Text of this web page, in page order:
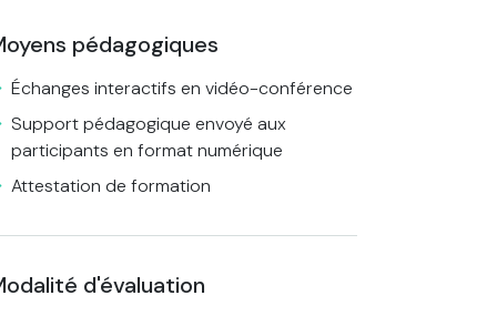
pédagogiques
Échanges interactifs en vidéo-conférence
Support pédagogique envoyé aux
participants en format numérique
Attestation de formation
d'évaluation